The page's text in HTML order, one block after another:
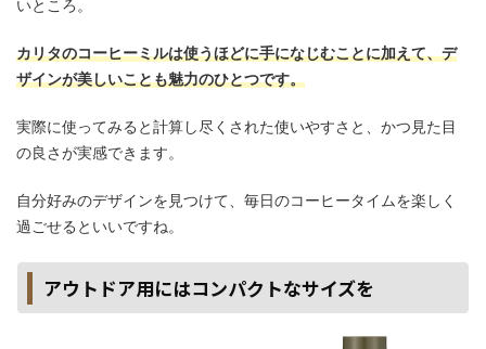
いところ。
カリタのコーヒーミルは使うほどに手になじむことに加えて、デ
ザインが美しいことも魅力のひとつです。
実際に使ってみると計算し尽くされた使いやすさと、かつ見た目
の良さが実感できます。
自分好みのデザインを見つけて、毎日のコーヒータイムを楽しく
過ごせるといいですね。
アウトドア用にはコンパクトなサイズを